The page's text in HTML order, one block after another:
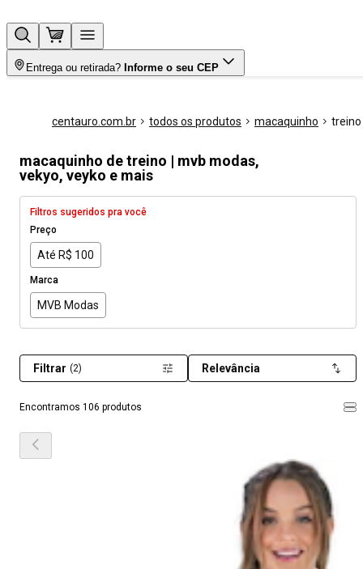
Entrega ou retirada? Informe o seu CEP
centauro.com.br todos os produtos macaquinho treino
macaquinho de treino | mvb modas,
vekyo, veyko e mais
Filtros sugeridos pra você
Preço
Até R$ 100
Marca
MVB Modas
Encontramos 106 produtos
Filtrar (2) Relevância